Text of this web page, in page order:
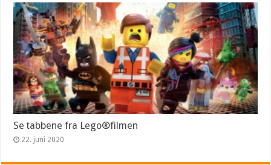
Se tabbene fra Lego®filmen
22. juni 2020